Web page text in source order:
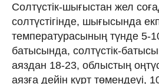
Солтүстік-шығыстан жел
солтүстігінде, шығысында
температурасының түнде 5-
батысында, солтүстік-
аяздан 18-23, облыстың
аязға дейін күрт төмендеуі,